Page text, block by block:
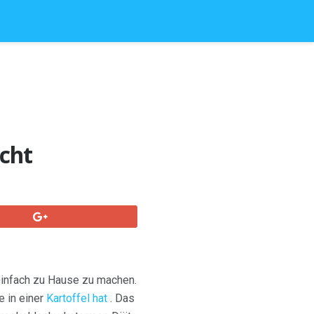
zu Hause zu machen.
in einer Kartoffel hat . Das